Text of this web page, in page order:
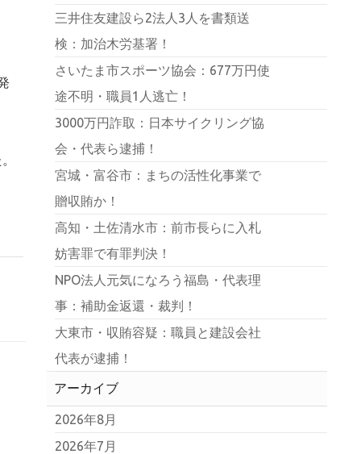
三井住友建設ら2法人3人を書類送
検：加治木労基署！
さいたま市スポーツ協会：677万円使
途不明・職員1人逃亡！
3000万円詐取：日本サイクリング協
会・代表ら逮捕！
宮城・富谷市：まちの活性化事業で
贈収賄か！
高知・土佐清水市：前市長らに入札
妨害罪で有罪判決！
NPO法人元気になろう福島・代表理
事：補助金返還・裁判！
大東市・収賄容疑：職員と建設会社
代表が逮捕！
アーカイブ
2026年8月
2026年7月